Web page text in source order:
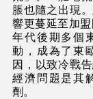
脹也隨之出現
響更蔓延至加
年代後期多個
動，成為了東
因，以致冷戰
經濟問題是其
劑。